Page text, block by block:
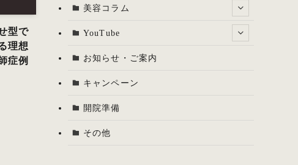
型で
理想
症例
美容コラム
YouTube
お知らせ・ご案内
キャンペーン
開院準備
その他